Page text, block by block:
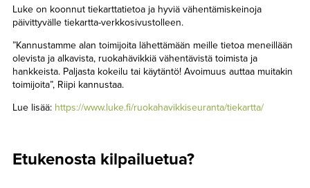
Luke on koonnut tiekarttatietoa ja hyviä vähentämiskeinoja
päivittyvälle tiekartta-verkkosivustolleen.
”Kannustamme alan toimijoita lähettämään meille tietoa meneillään
olevista ja alkavista, ruokahävikkiä vähentävistä toimista ja
hankkeista. Paljasta kokeilu tai käytäntö! Avoimuus auttaa muitakin
toimijoita”, Riipi kannustaa.
Lue lisää: https://www.luke.fi/ruokahavikkiseuranta/tiekartta/
Etukenosta kilpailuetua?